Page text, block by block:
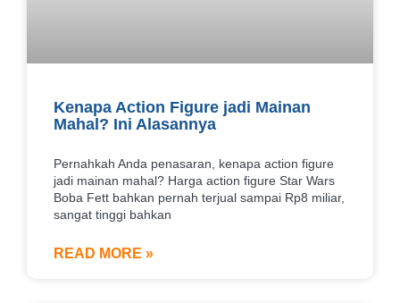
Kenapa Action Figure jadi Mainan
Mahal? Ini Alasannya
Pernahkah Anda penasaran, kenapa action figure
jadi mainan mahal? Harga action figure Star Wars
Boba Fett bahkan pernah terjual sampai Rp8 miliar,
sangat tinggi bahkan
READ MORE »